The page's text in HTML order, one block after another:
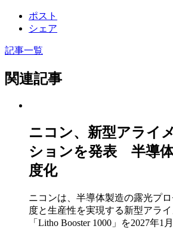
ポスト
シェア
記事一覧
関連記事
ニコン、新型アライ
ションを発表 半導
度化
ニコンは、半導体製造の露光プ
度と生産性を実現する新型アラ
「Litho Booster 1000」を2027年